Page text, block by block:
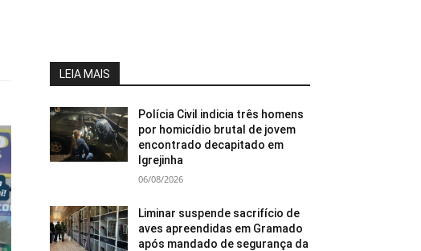
LEIA MAIS
Polícia Civil indicia três homens
por homicídio brutal de jovem
encontrado decapitado em
Igrejinha
06/08/2026
Liminar suspende sacrifício de
aves apreendidas em Gramado
após mandado de segurança da